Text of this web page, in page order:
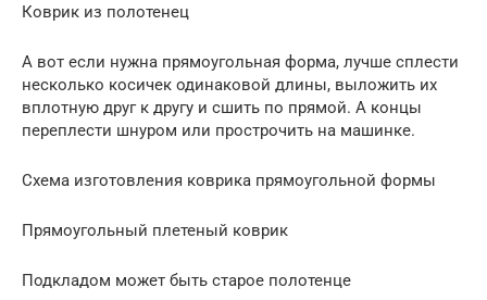
Коврик из полотенец
А вот если нужна прямоугольная форма, лучше сплести
несколько косичек одинаковой длины, выложить их
вплотную друг к другу и сшить по прямой. А концы
переплести шнуром или прострочить на машинке.
Схема изготовления коврика прямоугольной формы
Прямоугольный плетеный коврик
Подкладом может быть старое полотенце